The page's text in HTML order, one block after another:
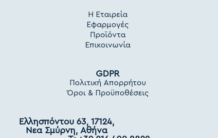
Η Εταιρεία
Εφαρμογές
Προϊόντα
Επικοινωνία
GDPR
Πολιτική Απορρήτου
Όροι & Προϋποθέσεις
Ελλησπόντου 63, 17124,
Νεα Σμύρνη, Αθήνα